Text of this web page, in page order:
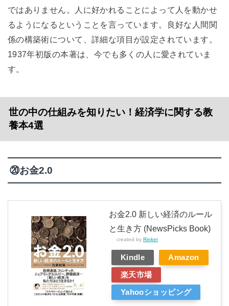
ではありません。人に好かれることによって人を動かせ
るようになるということを言っています。良好な人間関
係の構築術について、詳細な項目が設定されています。
1937年初版の本著は、今でも多くの人に愛されていま
す。
世の中の仕組みを知りたい！経済学に関する教
養本4選
⑳お金2.0
お金2.0 新しい経済のルール
と生き方 (NewsPicks Book)
created by Rinker
Kindle Amazon
楽天市場
Yahooショッピング